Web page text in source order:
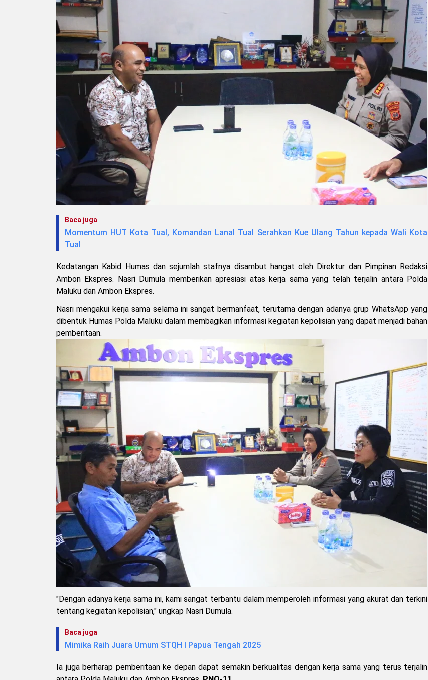
Baca juga
Momentum HUT Kota Tual, Komandan Lanal Tual Serahkan Kue Ulang Tahun kepada Wali Kota
Tual
Kedatangan Kabid Humas dan sejumlah stafnya disambut hangat oleh Direktur dan Pimpinan Redaksi
Ambon Ekspres. Nasri Dumula memberikan apresiasi atas kerja sama yang telah terjalin antara Polda
Maluku dan Ambon Ekspres.
Nasri mengakui kerja sama selama ini sangat bermanfaat, terutama dengan adanya grup WhatsApp yang
dibentuk Humas Polda Maluku dalam membagikan informasi kegiatan kepolisian yang dapat menjadi bahan
pemberitaan.
"Dengan adanya kerja sama ini, kami sangat terbantu dalam memperoleh informasi yang akurat dan terkini
tentang kegiatan kepolisian," ungkap Nasri Dumula.
Baca juga
Mimika Raih Juara Umum STQH I Papua Tengah 2025
Ia juga berharap pemberitaan ke depan dapat semakin berkualitas dengan kerja sama yang terus terjalin